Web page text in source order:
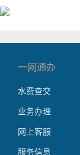
一网通办
水费查交
业务办理
网上客服
服务信息